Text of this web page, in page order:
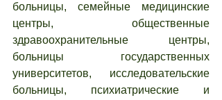
больницы, семейные медицинские
центры, общественные
здравоохранительные центры,
больницы государственных
университетов, исследовательские
больницы, психиатрические и